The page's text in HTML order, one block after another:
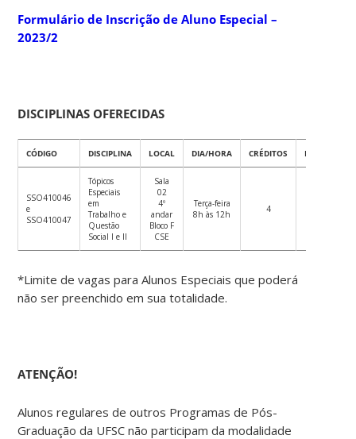
Formulário de Inscrição de Aluno Especial –
2023/2
DISCIPLINAS OFERECIDAS
CÓDIGO DISCIPLINA LOCAL DIA/HORA CRÉDITOS
SSO410046
e
SSO410047
Tópicos
Especiais
em
Trabalho e
Questão
Social I e II
Sala
02
4º
andar
Bloco F
CSE
Terça-feira
8h às 12h
4
*Limite de vagas para Alunos Especiais que poderá
não ser preenchido em sua totalidade.
ATENÇÃO!
Alunos regulares de outros Programas de Pós-
Graduação da UFSC não participam da modalidade